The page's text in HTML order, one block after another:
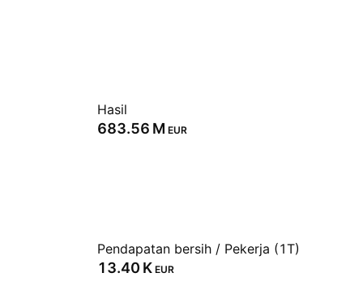
Hasil
‪683.56 M‬ EUR
Pendapatan bersih / Pekerja (1T)
‪13.40 K‬ EUR